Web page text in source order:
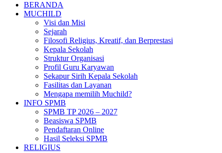
BERANDA
MUCHILD
Visi dan Misi
Sejarah
Filosofi Religius, Kreatif, dan Berprestasi
Kepala Sekolah
Struktur Organisasi
Profil Guru Karyawan
Sekapur Sirih Kepala Sekolah
Fasilitas dan Layanan
Mengapa memilih Muchild?
INFO SPMB
SPMB TP 2026 – 2027
Beasiswa SPMB
Pendaftaran Online
Hasil Seleksi SPMB
RELIGIUS